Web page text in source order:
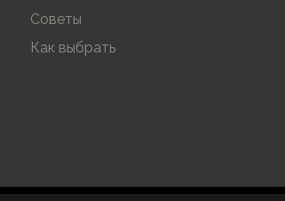
Советы
Как выбрать